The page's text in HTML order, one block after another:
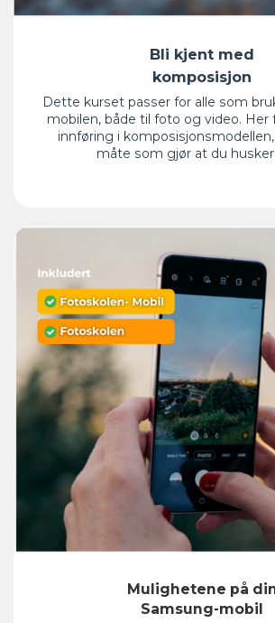
Bli kjent med
komposisjon
Dette kurset passer for alle som
mobilen, både til foto og video. Her
innføring i
måte som gjør at du husker
Mulighetene på
Samsung-mobil